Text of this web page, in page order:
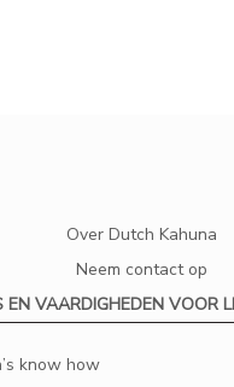
Over Dutch Kahuna
Neem contact op
EN VAARDIGHEDEN VOOR
know how